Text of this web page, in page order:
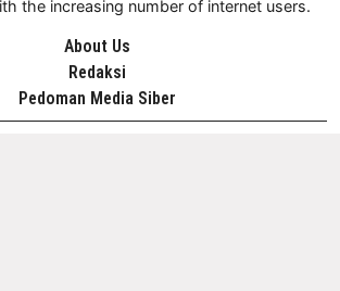
the increasing number of internet users.
About Us
Redaksi
Pedoman Media Siber